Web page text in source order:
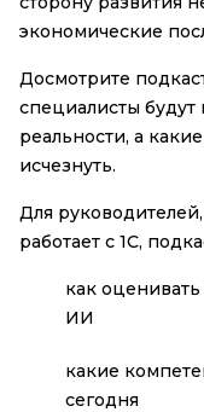
экономические
Досмотрите
специалисты
реальности, а
исчезнуть.
Для
работает с 1С,
как
ИИ
какие
сегодня